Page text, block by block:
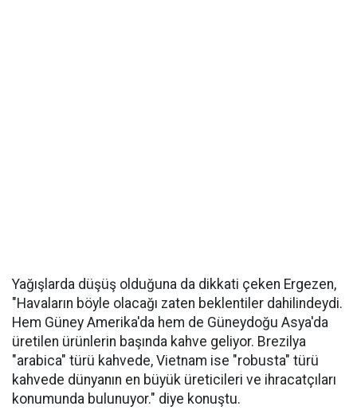
Yağışlarda düşüş olduğuna da dikkati çeken Ergezen,
"Havaların böyle olacağı zaten beklentiler dahilindeydi.
Hem Güney Amerika'da hem de Güneydoğu Asya'da
üretilen ürünlerin başında kahve geliyor. Brezilya
"arabica" türü kahvede, Vietnam ise "robusta" türü
kahvede dünyanın en büyük üreticileri ve ihracatçıları
konumunda bulunuyor." diye konuştu.